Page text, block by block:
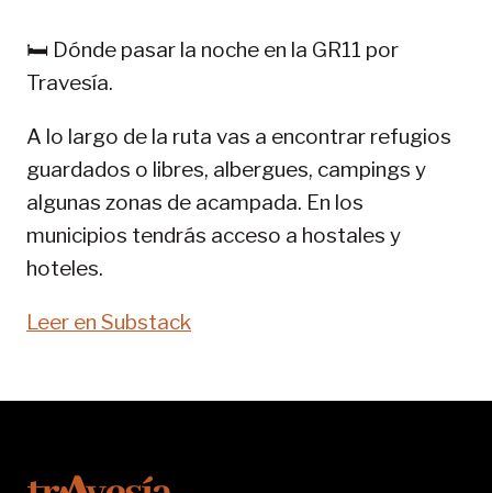
11-
🛏️ Dónde pasar la noche en la GR11 por
Travesía.
A lo largo de la ruta vas a encontrar refugios
guardados o libres, albergues, campings y
algunas zonas de acampada. En los
municipios tendrás acceso a hostales y
hoteles.
Leer en Substack